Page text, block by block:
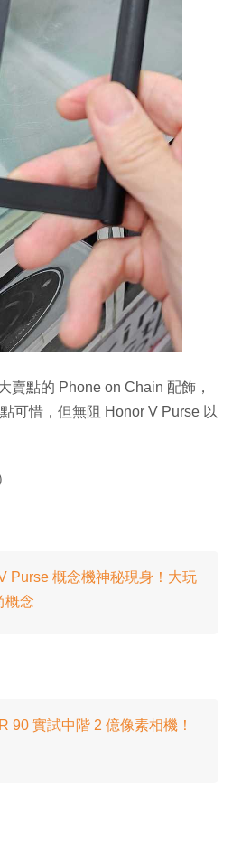
賣點的 Phone on Chain 配飾，
可惜，但無阻 Honor V Purse 以
Purse 概念機神秘現身！大玩
概念
90 實試中階 2 億像素相機！